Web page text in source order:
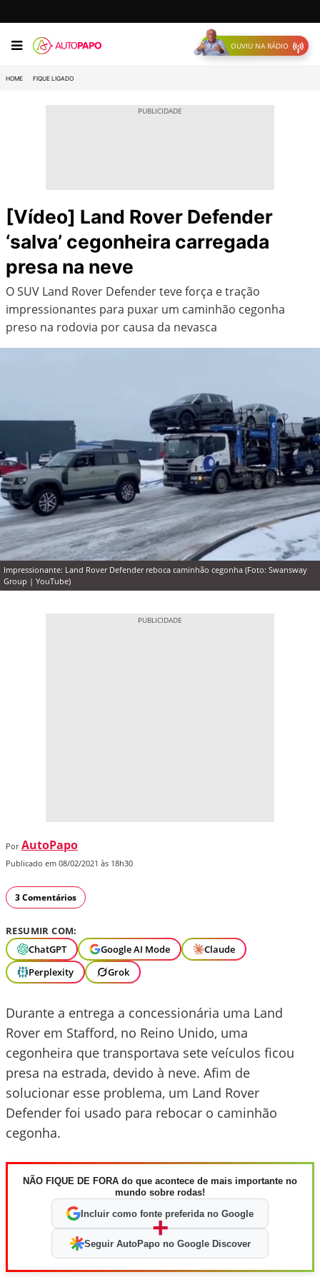
OUVIU NA RÁDIO
HOME FIQUE LIGADO
[Vídeo] Land Rover Defender
‘salva’ cegonheira carregada
presa na neve
O SUV Land Rover Defender teve força e tração
impressionantes para puxar um caminhão cegonha
preso na rodovia por causa da nevasca
Impressionante: Land Rover Defender reboca caminhão cegonha (Foto: Swansway
Group | YouTube)
Por AutoPapo
Publicado em 08/02/2021 às 18h30
3 Comentários
RESUMIR COM:
ChatGPT
Google AI Mode
Claude
Perplexity
Grok
Durante a entrega a concessionária uma Land
Rover em Stafford, no Reino Unido, uma
cegonheira que transportava sete veículos ficou
presa na estrada, devido à neve. Afim de
solucionar esse problema, um Land Rover
Defender foi usado para rebocar o caminhão
cegonha.
NÃO FIQUE DE FORA do que acontece de mais importante no
mundo sobre rodas!
Incluir como fonte preferida no Google
+
Seguir AutoPapo no Google Discover